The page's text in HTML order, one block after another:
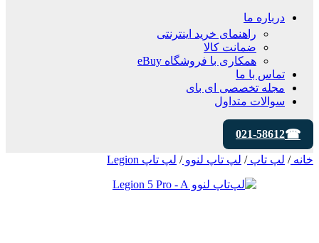
درباره ما
راهنمای خرید اینترنتی
ضمانت کالا
همکاری با فروشگاه eBuy
تماس با ما
مجله تخصصی ای‌ بای
سوالات متداول
021-58612
خانه/ لپ تاپ/ لپ تاپ لنوو/ لپ تاپ Legion